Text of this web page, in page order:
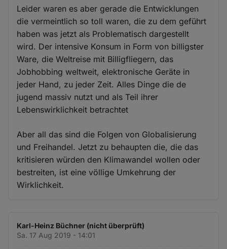
Leider waren es aber gerade die Entwicklungen
die vermeintlich so toll waren, die zu dem geführt
haben was jetzt als Problematisch dargestellt
wird. Der intensive Konsum in Form von billigster
Ware, die Weltreise mit Billigfliegern, das
Jobhobbing weltweit, elektronische Geräte in
jeder Hand, zu jeder Zeit. Alles Dinge die de
jugend massiv nutzt und als Teil ihrer
Lebenswirklichkeit betrachtet
Aber all das sind die Folgen von Globalisierung
und Freihandel. Jetzt zu behaupten die, die das
kritisieren würden den Klimawandel wollen oder
bestreiten, ist eine völlige Umkehrung der
Wirklichkeit.
Karl-Heinz Büchner (nicht überprüft)
Sa. 17 Aug 2019 - 14:01